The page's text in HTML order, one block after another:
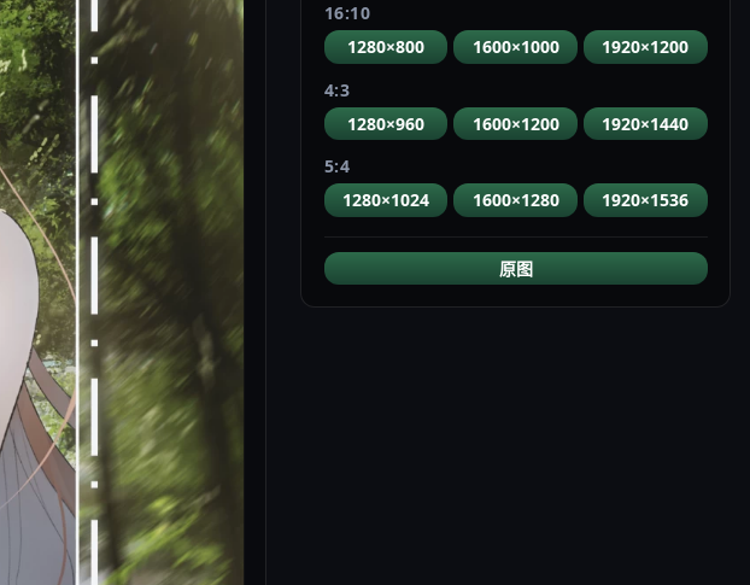
16:10
1280×800
1600×1000
1920×1200
4:3
1280×960
1600×1200
1920×1440
5:4
1280×1024
1600×1280 1920×1536
原图